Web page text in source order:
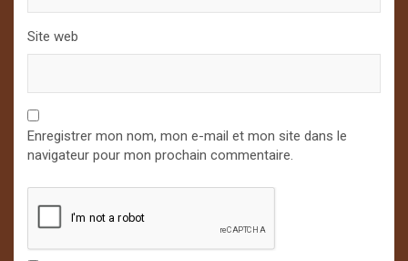
Site web
Enregistrer mon nom, mon e-mail et mon site dans le
navigateur pour mon prochain commentaire.